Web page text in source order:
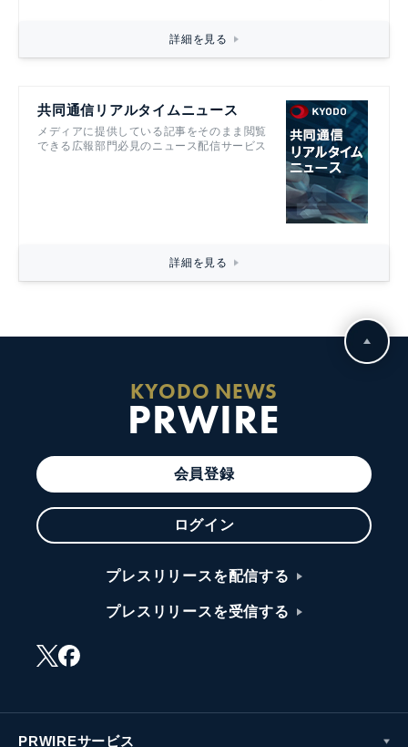
詳細を見る
共同通信リアルタイムニュース
メディアに提供している記事をそのまま閲覧
できる広報部門必見のニュース配信サービス
詳細を見る
KYODO NEWS
PRWIRE
会員登録
ログイン
プレスリリースを配信する
プレスリリースを受信する
PRWIREサービス